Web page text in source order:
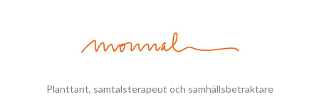
Planttant, samtalsterapeut och samhällsbetraktare